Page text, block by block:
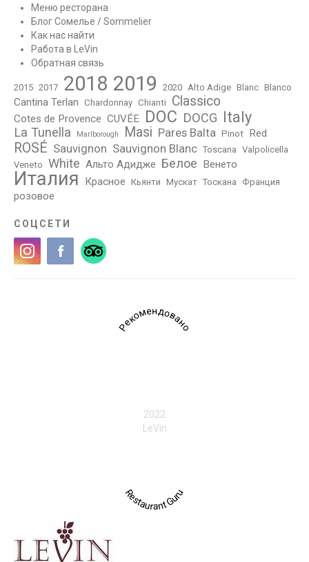
Меню ресторана
Блог Сомелье / Sommelier
Как нас найти
Работа в LeVin
Обратная связь
2015 2017 2018 2019 2020 Alto Adige Blanc Blanco
Cantina Terlan Chardonnay Chianti Classico
Cotes de Provence CUVÉE DOC DOCG Italy
La Tunella Marlborough Masi Pares Balta Pinot Red
ROSÉ Sauvignon Sauvignon Blanc Toscana Valpolicella
Veneto White Альто Адидже Белое Венето
Италия Красное Кьянти Мускат Тоскана Франция
розовое
СОЦСЕТИ
Рекомендовано
2022
LeVin
Restaurant Guru